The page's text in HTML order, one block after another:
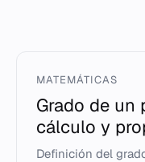
MATEMÁTICAS
Grado de un
cálculo y
Definición del